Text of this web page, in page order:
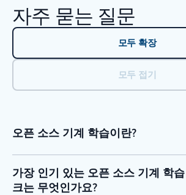
자주 묻는 질문
모두 확장
모두 접기
오픈 소스 기계 학습이란?
가장 인기 있는 오픈 소스 기계 학
크는 무엇인가요?